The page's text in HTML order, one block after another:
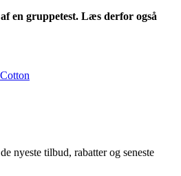
en gruppetest. Læs derfor også
nyeste tilbud, rabatter og seneste